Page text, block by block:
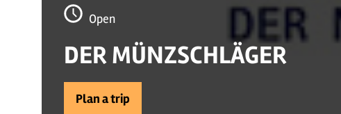
Open
DER MÜNZSCHLÄGER
Plan a trip